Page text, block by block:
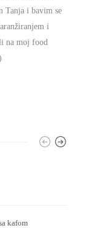
Tanja i bavim se
i
na moj food
kafom